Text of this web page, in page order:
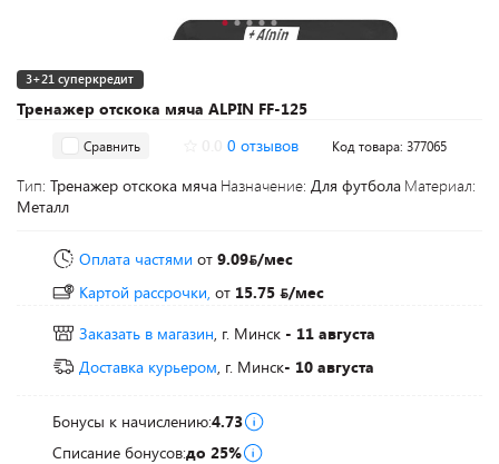
Тренажер отскока мяча ALPIN FF-125
3+21 суперкредит
Сравнить 0 отзывов Код товара: 377065
Тип: Тренажер отскока мяча Назначение: Для футбола Материал:
Металл
Оплата частями от 9.09 /мес
Картой рассрочки, от 15.75
/мес
Заказать в магазин, г. Минск - 11 августа
Доставка курьером, г. Минск- 10 августа
Бонусы к начислению:4.73
Списание бонусов:до 25%